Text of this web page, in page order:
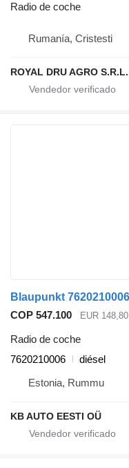
Radio de coche
Rumanía, Cristesti
ROYAL DRU AGRO S.R.L.
COP 547.100 EUR 148,80
Radio de coche
7620210006
diésel
Estonia, Rummu
KB AUTO EESTI OÜ